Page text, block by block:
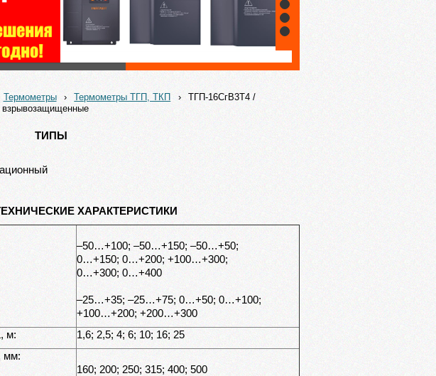
8
9
10
Термометры › Термометры ТГП, ТКП ›
ТГП-16СгВ3Т4 /
взрывозащищенные
ТИПЫ
ХАРАКТЕРИСТИКИ
–50…+100; –50…+150; –50…+50;
0…+150; 0…+200; +100…+300;
0…+300; 0…+400
–25…+35; –25…+75; 0…+50; 0…+100;
+100…+200; +200…+300
м:
1,6; 2,5; 4; 6; 10; 16; 25
мм:
160; 200; 250; 315; 400; 500